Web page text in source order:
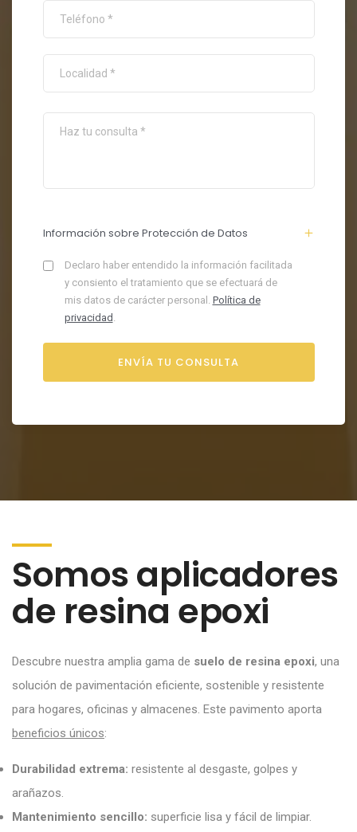
Información sobre Protección de Datos
Declaro haber entendido la información facilitada
y consiento el tratamiento que se efectuará de
mis datos de carácter personal. Política de
privacidad .
Somos aplicadores
de resina epoxi
Descubre nuestra amplia gama de suelo de resina epoxi, una
solución de pavimentación eficiente, sostenible y resistente
para hogares, oficinas y almacenes. Este pavimento aporta
beneficios únicos:
Durabilidad extrema: resistente al desgaste, golpes y
arañazos.
Mantenimiento sencillo: superficie lisa y fácil de limpiar.